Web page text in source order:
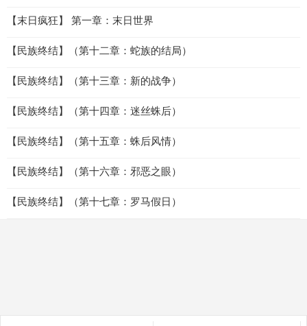
【末日疯狂】 第一章：末日世界
【民族终结】（第十二章：蛇族的结局）
【民族终结】（第十三章：新的战争）
【民族终结】（第十四章：迷丝蛛后）
【民族终结】（第十五章：蛛后风情）
【民族终结】（第十六章：邪恶之眼）
【民族终结】（第十七章：罗马假日）